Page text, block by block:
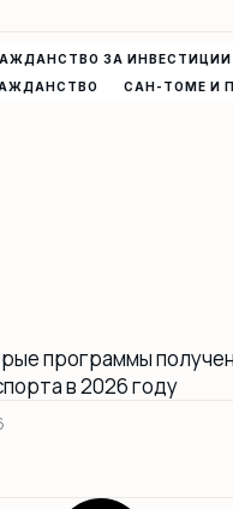
ЗА ИНВЕСТИЦИИ
САН-ТОМЕ И
программы
в 2026 году